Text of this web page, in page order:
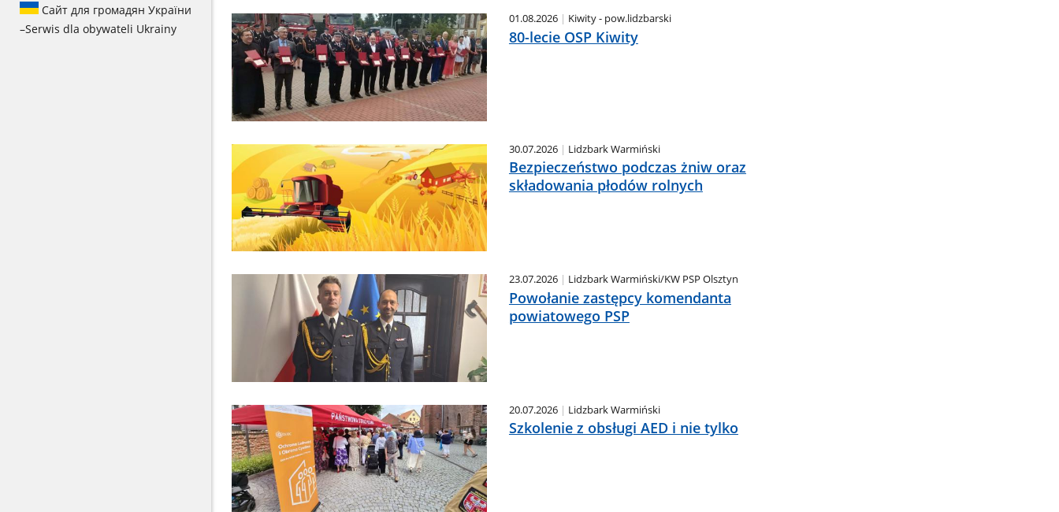
Сайт для громадян України
–Serwis dla obywateli Ukrainy
01.08.2026 Kiwity - pow.lidzbarski
80-lecie OSP Kiwity
30.07.2026 Lidzbark Warmiński
Bezpieczeństwo podczas żniw oraz
składowania płodów rolnych
23.07.2026 Lidzbark Warmiński/KW PSP Olsztyn
Powołanie zastępcy komendanta
powiatowego PSP
20.07.2026 Lidzbark Warmiński
Szkolenie z obsługi AED i nie tylko